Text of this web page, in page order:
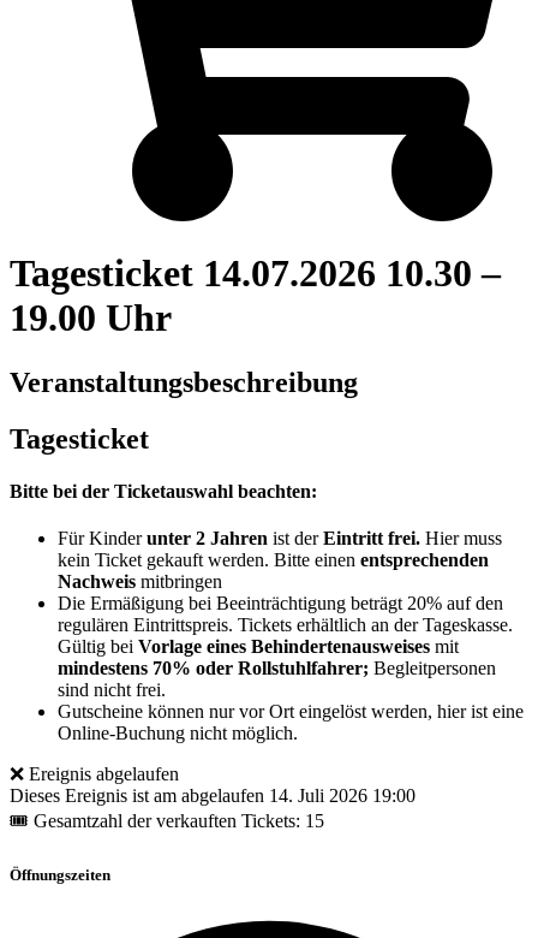
Tagesticket 14.07.2026 10.30 –
19.00 Uhr
Veranstaltungsbeschreibung
Tagesticket
Bitte bei der Ticketauswahl beachten:
Für Kinderunter 2 Jahren ist derEintritt frei. Hier muss
kein Ticket gekauft werden. Bitte einen entsprechenden
Nachweis mitbringen
Die Ermäßigung bei Beeinträchtigung beträgt 20% auf den
regulären Eintrittspreis. Tickets erhältlich an der Tageskasse.
Gültig bei Vorlage eines Behindertenausweises mit
mindestens 70% oder Rollstuhlfahrer; Begleitpersonen
sind nicht frei.
Gutscheine können nur vor Ort eingelöst werden, hier ist eine
Online-Buchung nicht möglich.
❌ Ereignis abgelaufen
Dieses Ereignis ist am abgelaufen 14. Juli 2026 19:00
🎟 Gesamtzahl der verkauften Tickets: 15
Öffnungszeiten